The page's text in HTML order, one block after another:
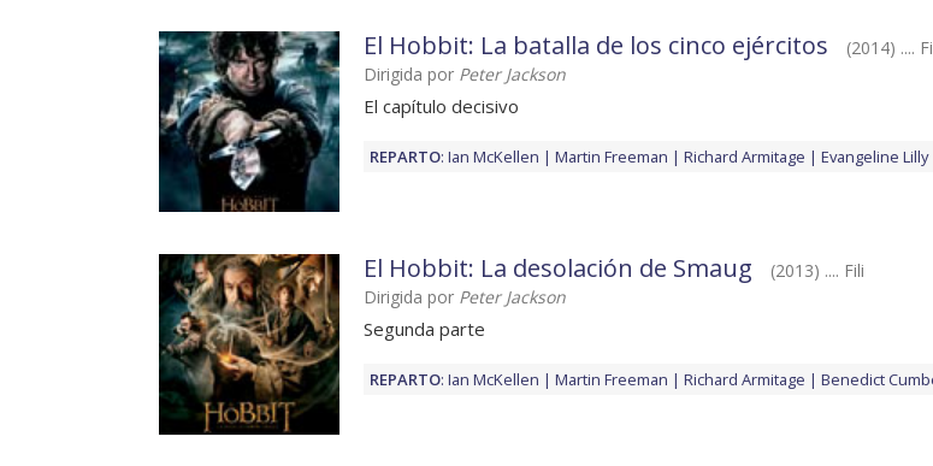
El Hobbit: La batalla de los cinco ejércitos
(2014) ....
Dirigida por Peter Jackson
El capítulo decisivo
REPARTO: Ian McKellen Martin Freeman Richard Armitage Evangeline Lilly
El Hobbit: La desolación de Smaug
(2013) .... Fili
Dirigida por Peter Jackson
Segunda parte
REPARTO: Ian McKellen Martin Freeman Richard Armitage Benedict